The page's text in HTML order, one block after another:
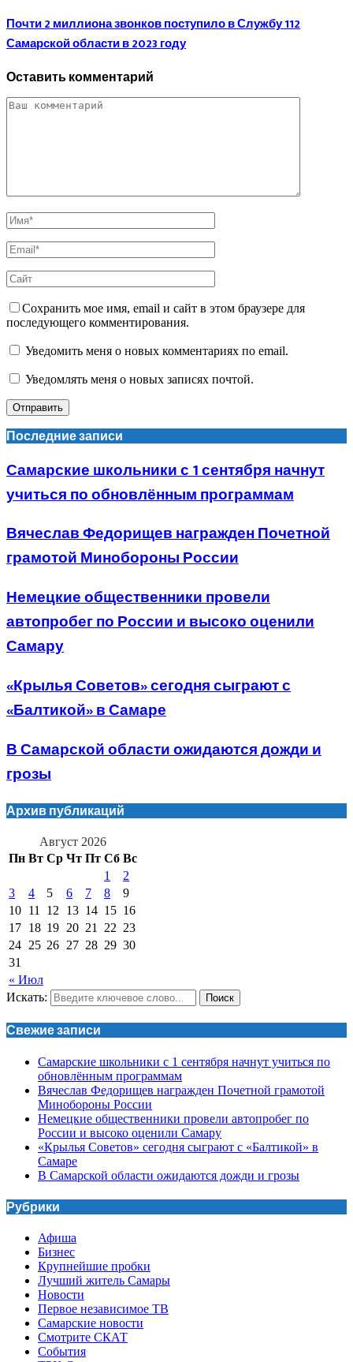
Почти 2 миллиона звонков поступило в Службу 112
Самарской области в 2023 году
Оставить комментарий
Сохранить мое имя, email и сайт в этом браузере для
последующего комментирования.
Уведомить меня о новых комментариях по email.
Уведомлять меня о новых записях почтой.
Последние записи
Самарские школьники с 1 сентября начнут
учиться по обновлённым программам
Вячеслав Федорищев награжден Почетной
грамотой Минобороны России
Немецкие общественники провели
автопробег по России и высоко оценили
Самару
«Крылья Советов» сегодня сыграют с
«Балтикой» в Самаре
В Самарской области ожидаются дожди и
грозы
Архив публикаций
Август 2026
Пн Вт Ср Чт Пт Сб Вс
« Июл
1
2
3
4 5 6 7 8
9
10 11 12 13 14 15 16
17 18 19 20 21 22 23
24 25 26 27 28 29 30
31
Искать: Поиск
Свежие записи
Самарские школьники с 1 сентября начнут учиться по
обновлённым программам
Вячеслав Федорищев награжден Почетной грамотой
Минобороны России
Немецкие общественники провели автопробег по
России и высоко оценили Самару
«Крылья Советов» сегодня сыграют с «Балтикой» в
Самаре
В Самарской области ожидаются дожди и грозы
Рубрики
Афиша
Бизнес
Крупнейшие пробки
Лучший житель Самары
Новости
Первое независимое ТВ
Самарские новости
Смотрите СКАТ
События